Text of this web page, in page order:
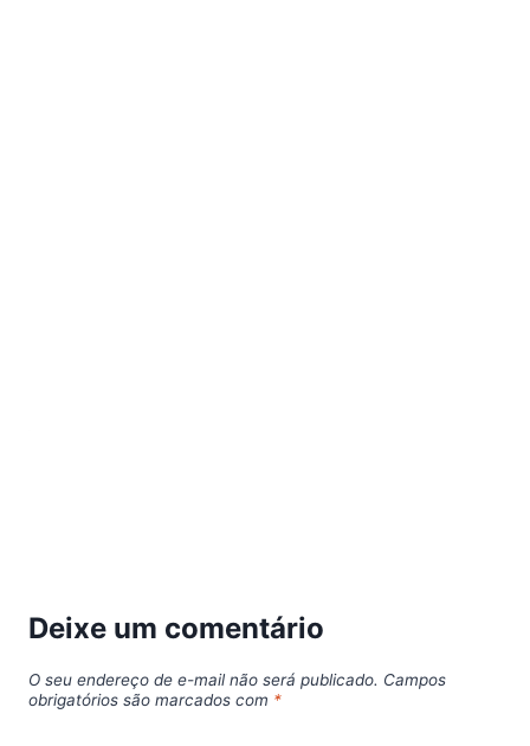
Deixe um comentário
O seu endereço de e-mail não será publicado. Campos
obrigatórios são marcados com *